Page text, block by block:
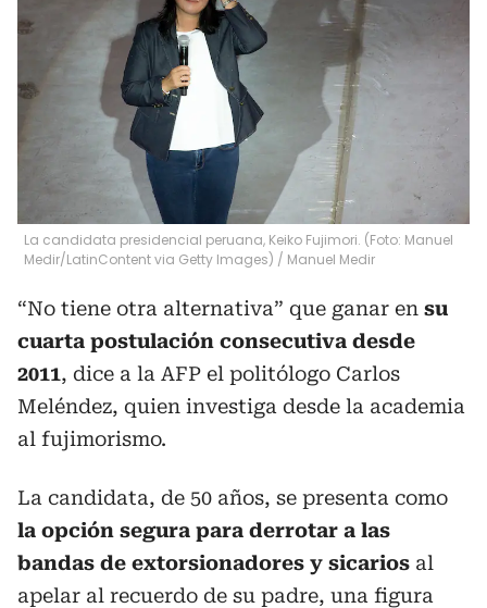
La candidata presidencial peruana, Keiko Fujimori. (Foto: Manuel
Medir/LatinContent via Getty Images) / Manuel Medir
“No tiene otra alternativa” que ganar en su
cuarta postulación consecutiva desde
2011, dice a la AFP el politólogo Carlos
Meléndez, quien investiga desde la academia
al fujimorismo.
La candidata, de 50 años, se presenta como
la opción segura para derrotar a las
bandas de extorsionadores y sicarios al
apelar al recuerdo de su padre, una figura